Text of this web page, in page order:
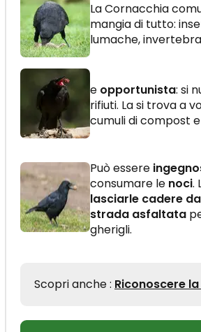
La Cornacchia
mangia di tutto:
lumache,
e opportunista: si
rifiuti. La si trova a
cumuli di compost
Può essere
consumare le noci.
lasciarle cadere
strada asfaltata
gherigli.
Scopri anche : Riconoscere